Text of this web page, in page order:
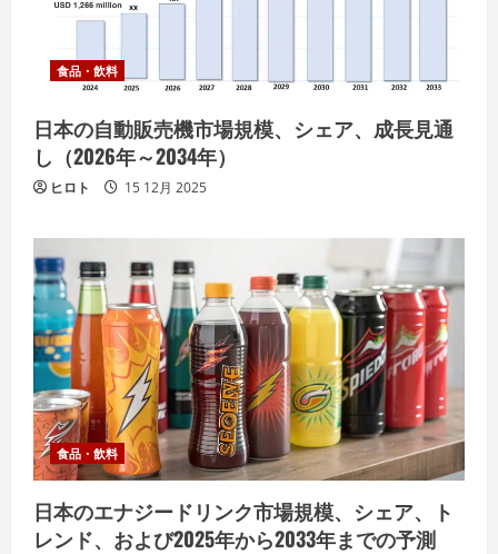
食品・飲料
日本の自動販売機市場規模、シェア、成長見通
し（2026年～2034年）
ヒロト 15 12月 2025
食品・飲料
日本のエナジードリンク市場規模、シェア、ト
レンド、および2025年から2033年までの予測